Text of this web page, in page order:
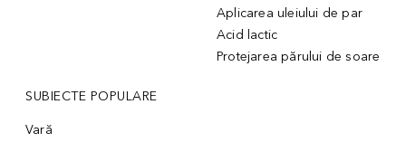
Aplicarea uleiului de par
Acid lactic
Protejarea părului de soare
SUBIECTE POPULARE
Vară